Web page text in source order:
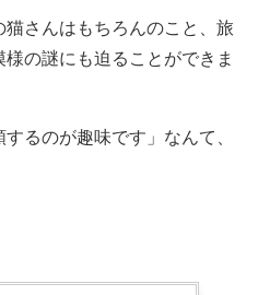
猫さんはもちろんのこと、旅
の謎にも迫ることができま
るのが趣味です」なんて、